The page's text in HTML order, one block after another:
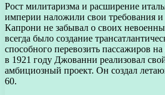
Рост милитаризма и расширение
империи наложили свои требования
Капрони не забывал о своих
всегда было создание
способного перевозить пассажиров
в 1921 году Джованни реализовал
амбициозный проект. Он создал
60.